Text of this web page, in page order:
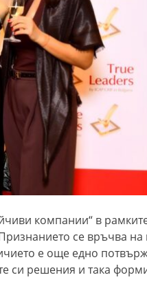
компании“ в
се връчва
е още едно
си решения и така